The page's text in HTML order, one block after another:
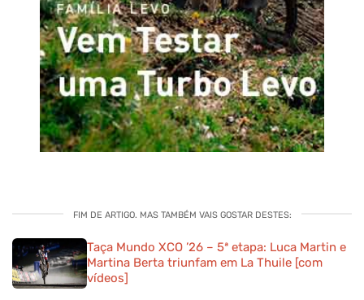
FIM DE ARTIGO. MAS TAMBÉM VAIS GOSTAR DESTES:
Taça Mundo XCO ’26 – 5ª etapa: Luca Martin e
Martina Berta triunfam em La Thuile [com
vídeos]